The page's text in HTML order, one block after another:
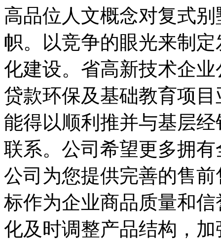
高品位人文概念对复式
帜。以竞争的眼光来制
化建设。省高新技术企
贷款环保及基础教育项
能得以顺利推并与基层
联系。公司希望更多拥
公司为您提供完善的售
标作为企业商品质量和
化及时调整产品结构，